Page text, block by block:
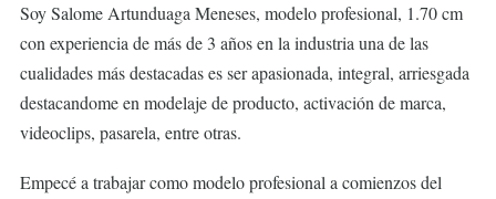
Soy Salome Artunduaga Meneses, modelo profesional, 1.70 cm
con experiencia de más de 3 años en la industria una de las
cualidades más destacadas es ser apasionada, integral, arriesgada
destacandome en modelaje de producto, activación de marca,
videoclips, pasarela, entre otras.
Empecé a trabajar como modelo profesional a comienzos del